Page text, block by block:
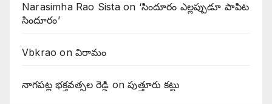
Narasimha Rao Sistaon ‘సిందూరం ఎల్లప్పుడూ పాపిట
సిందూరం’
Vbkrao onవిరామం
నాగపట్ల భక్తవత్సల రెడ్డి onపుత్తూరు కట్టు